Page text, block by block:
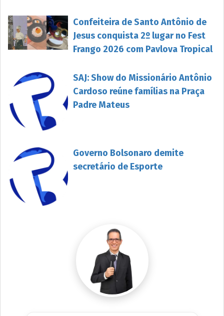
Confeiteira de Santo Antônio de
Jesus conquista 2º lugar no Fest
Frango 2026 com Pavlova Tropical
SAJ: Show do Missionário Antônio
Cardoso reúne famílias na Praça
Padre Mateus
Governo Bolsonaro demite
secretário de Esporte